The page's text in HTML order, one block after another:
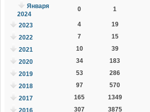
Января
2024
0 1
2023 4 19
2022
7 15
2021
10 39
2020
34 183
2019
53 286
2018
97 570
2017
165 1349
2016
307 3875